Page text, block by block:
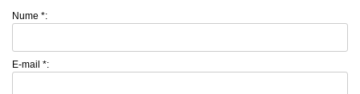
Nume *:
E-mail *: